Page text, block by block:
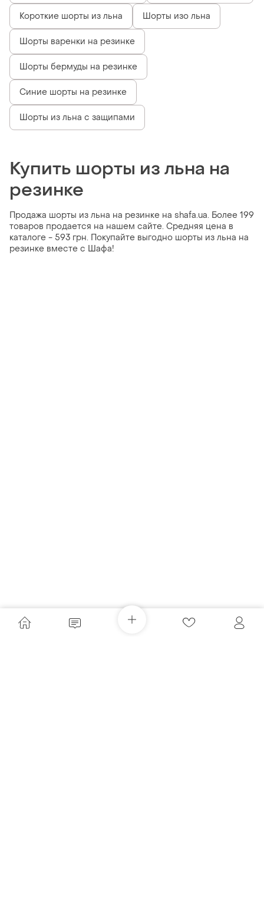
Короткие шорты из льна Шорты изо льна
Шорты варенки на резинке
Шорты бермуды на резинке
Синие шорты на резинке
Шорты из льна с защипами
Купить шорты из льна на
резинке
Продажа шорты из льна на резинке на shafa.ua. Более 199
товаров продается на нашем сайте. Средняя цена в
каталоге - 593 грн. Покупайте выгодно шорты из льна на
резинке вместе с Шафа!